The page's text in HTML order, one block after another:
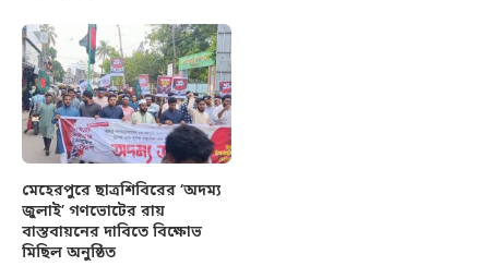
মেহেরপুরে ছাত্রশিবিরের ‘অদম্য
জুলাই’ গণভোটের রায়
বাস্তবায়নের দাবিতে বিক্ষোভ
মিছিল অনুষ্ঠিত